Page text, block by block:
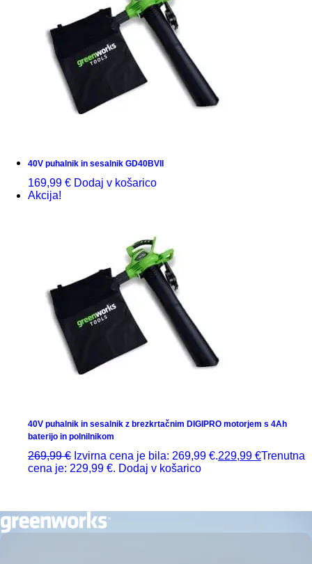
40V puhalnik in sesalnik GD40BVII
169,99 € Dodaj v košarico
Akcija!
40V puhalnik in sesalnik z brezkrtačnim DIGIPRO motorjem s 4Ah
baterijo in polnilnikom
269,99€ Izvirna cena je bila: 269,99 €.229,99 €Trenutna
cena je: 229,99 €. Dodaj v košarico